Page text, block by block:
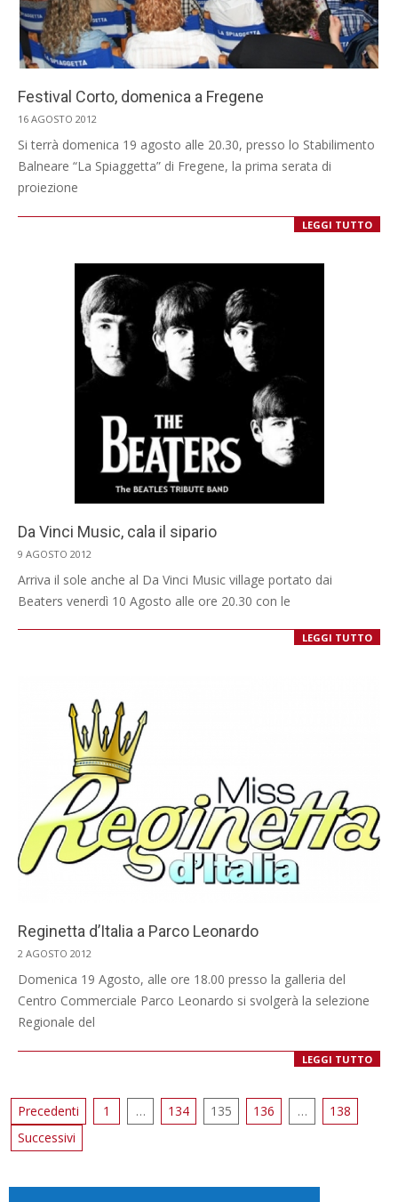
Festival Corto, domenica a Fregene
2012-
08-
16
16 AGOSTO 2012
Si terrà domenica 19 agosto alle 20.30, presso lo Stabilimento
Balneare “La Spiaggetta” di Fregene, la prima serata di
proiezione
LEGGI TUTTO
Da Vinci Music, cala il sipario
2012-
08-
09
9 AGOSTO 2012
Arriva il sole anche al Da Vinci Music village portato dai
Beaters venerdì 10 Agosto alle ore 20.30 con le
LEGGI TUTTO
Reginetta d’Italia a Parco Leonardo
2012-
08-
02
2 AGOSTO 2012
Domenica 19 Agosto, alle ore 18.00 presso la galleria del
Centro Commerciale Parco Leonardo si svolgerà la selezione
Regionale del
LEGGI TUTTO
Paginazione
degli
Precedenti 1 … 134 135 136 …
138
Successivi